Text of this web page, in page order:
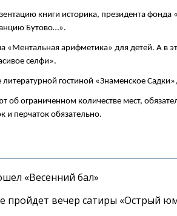
книги историка, президента
Бутово…».
«Ментальная арифметика» для детей. А в
селфи».
гостиной «Знаменское
об ограниченном количестве мест,
перчаток обязательно.
«Весенний бал»
пройдет вечер сатиры «Острый